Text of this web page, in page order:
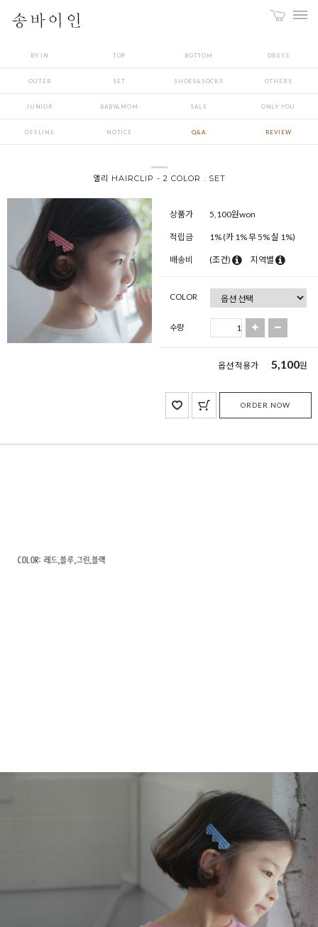
BY IN TOP BOTTOM DRESS
OUTER SET SHOES&SOCKS OTHERS
JUNIOR BABY&MOM SALE ONLY YOU
OFFLINE NOTICE Q&A REVIEW
앨리 HAIRCLIP - 2 COLOR . SET
상품가 5,100원won
적립금 1% (카 1% 무 5% 실 1%)
배송비 (조건) 지역별
COLOR
수량
옵션 적용가 5,100원
ORDER NOW